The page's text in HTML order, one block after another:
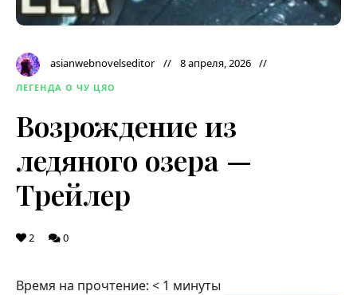
asianwebnovelseditor 8 апреля, 2026
ЛЕГЕНДА О ЧУ ЦЯО
Возрождение из
ледяного озера —
Трейлер
2 0
Время на прочтение: < 1 минуты